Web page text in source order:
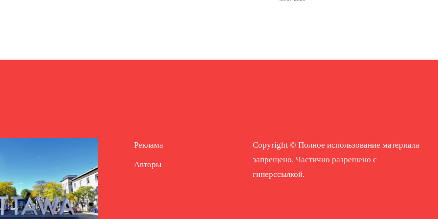
Реклама
Авторы
Copyright © Полное использование материала
запрещено. Частично разрешено с
гиперссылкой.